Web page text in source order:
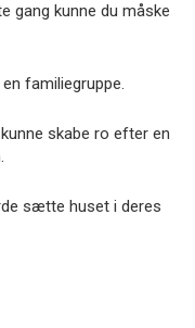
gang kunne du måske
familiegruppe.
skabe ro efter en
sætte huset i deres